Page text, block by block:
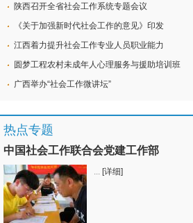
陕西召开全省社会工作系统专题会议
《关于加强新时代社会工作的意见》印发
江西着力提升社会工作专业人员职业能力
圆梦工程农村未成年人心理服务与援助培训班
广西举办“社会工作微讲坛”
热点专题
中国社会工作联合会党建工作部
... [详细]